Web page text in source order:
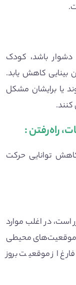
باشد، کودک
کاهش یابد.
یا برایشان مشکل
راه‌رفتن:
توانایی حرکت
است، در اغلب موارد
موقعیت‌های محیطی
از موقعیت بروز